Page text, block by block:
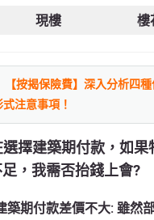
現樓 樓
按揭保險費】深入分析四種
注意事項！
選擇建築期付款， 如果
，我需否抬錢上會?
築期付款差價不大: 雖然